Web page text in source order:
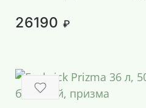
26190 ₽